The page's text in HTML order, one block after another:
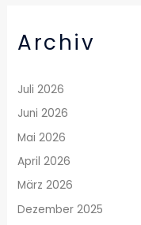
Archiv
Juli 2026
Juni 2026
Mai 2026
April 2026
März 2026
Dezember 2025